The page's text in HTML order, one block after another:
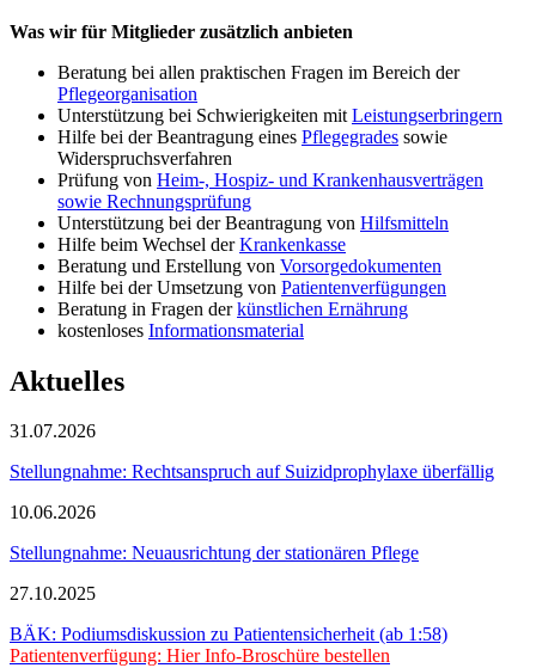
Was wir für Mitglieder zusätzlich anbieten
Beratung bei allen praktischen Fragen im Bereich der
Pflegeorganisation
Unterstützung bei Schwierigkeiten mit Leistungserbringern
Hilfe bei der Beantragung eines Pflegegrades sowie
Widerspruchsverfahren
Prüfung von Heim-, Hospiz- und Krankenhausverträgen
sowie Rechnungsprüfung
Unterstützung bei der Beantragung von Hilfsmitteln
Hilfe beim Wechsel derKrankenkasse
Beratung und Erstellung von Vorsorgedokumenten
Hilfe bei der Umsetzung von Patientenverfügungen
Beratung in Fragen derkünstlichen Ernährung
kostenloses Informationsmaterial
Aktuelles
31.07.2026
Stellungnahme: Rechtsanspruch auf Suizidprophylaxe überfällig
10.06.2026
Stellungnahme: Neuausrichtung der stationären Pflege
27.10.2025
BÄK: Podiumsdiskussion zu Patientensicherheit (ab 1:58)
Patientenverfügung: Hier Info-Broschüre bestellen